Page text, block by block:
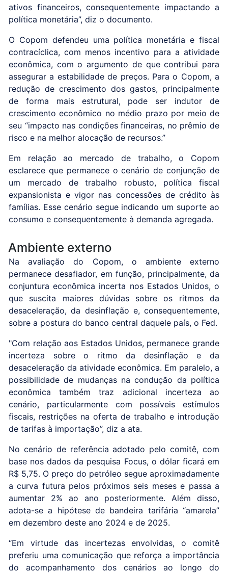
ativos financeiros, consequentemente impactando a
política monetária”, diz o documento.
O Copom defendeu uma política monetária e fiscal
contracíclica, com menos incentivo para a atividade
econômica, com o argumento de que contribui para
assegurar a estabilidade de preços. Para o Copom, a
redução de crescimento dos gastos, principalmente
de forma mais estrutural, pode ser indutor de
crescimento econômico no médio prazo por meio de
seu “impacto nas condições financeiras, no prêmio de
risco e na melhor alocação de recursos.”
Em relação ao mercado de trabalho, o Copom
esclarece que permanece o cenário de conjunção de
um mercado de trabalho robusto, política fiscal
expansionista e vigor nas concessões de crédito às
famílias. Esse cenário segue indicando um suporte ao
consumo e consequentemente à demanda agregada.
Ambiente externo
Na avaliação do Copom, o ambiente externo
permanece desafiador, em função, principalmente, da
conjuntura econômica incerta nos Estados Unidos, o
que suscita maiores dúvidas sobre os ritmos da
desaceleração, da desinflação e, consequentemente,
sobre a postura do banco central daquele país, o Fed.
"Com relação aos Estados Unidos, permanece grande
incerteza sobre o ritmo da desinflação e da
desaceleração da atividade econômica. Em paralelo, a
possibilidade de mudanças na condução da política
econômica também traz adicional incerteza ao
cenário, particularmente com possíveis estímulos
fiscais, restrições na oferta de trabalho e introdução
de tarifas à importação”, diz a ata.
No cenário de referência adotado pelo comitê, com
base nos dados da pesquisa Focus, o dólar ficará em
R$ 5,75. O preço do petróleo segue aproximadamente
a curva futura pelos próximos seis meses e passa a
aumentar 2% ao ano posteriormente. Além disso,
adota-se a hipótese de bandeira tarifária “amarela”
em dezembro deste ano 2024 e de 2025.
“Em virtude das incertezas envolvidas, o comitê
preferiu uma comunicação que reforça a importância
do acompanhamento dos cenários ao longo do